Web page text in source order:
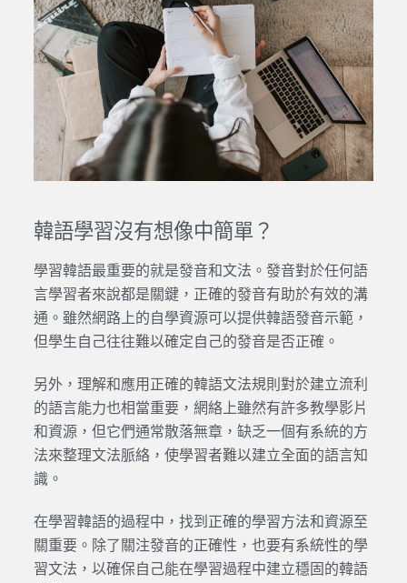
韓語學習沒有想像中簡單？
學習韓語最重要的就是發音和文法。發音對於任何語
言學習者來說都是關鍵，正確的發音有助於有效的溝
通。雖然網路上的自學資源可以提供韓語發音示範，
但學生自己往往難以確定自己的發音是否正確。
另外，理解和應用正確的韓語文法規則對於建立流利
的語言能力也相當重要，網絡上雖然有許多教學影片
和資源，但它們通常散落無章，缺乏一個有系統的方
法來整理文法脈絡，使學習者難以建立全面的語言知
識。
在學習韓語的過程中，找到正確的學習方法和資源至
關重要。除了關注發音的正確性，也要有系統性的學
習文法，以確保自己能在學習過程中建立穩固的韓語